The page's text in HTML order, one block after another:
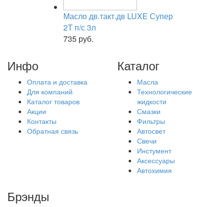
Масло дв.такт.дв LUXE Супер
2Т п/с 3л
735 руб.
Инфо
Оплата и доставка
Для компаний
Каталог товаров
Акции
Контакты
Обратная связь
Каталог
Масла
Технологические
жидкости
Смазки
Фильтры
Автосвет
Свечи
Инстумент
Аксессуары
Автохимия
Брэнды